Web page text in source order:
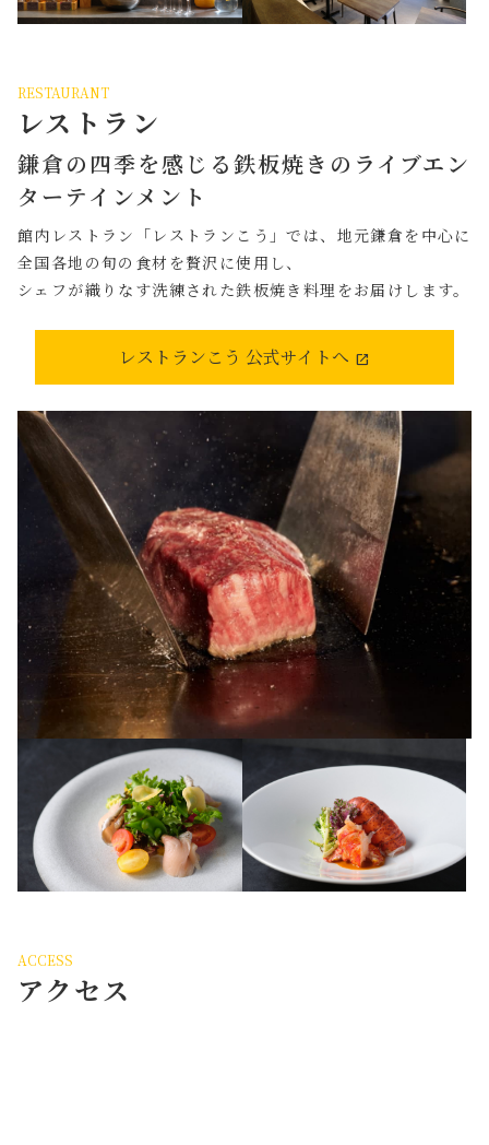
RESTAURANT
レストラン
レストランこう 公式サイトへ open_in_new
鎌倉の四季を感じる鉄板焼きのライブエン
ターテインメント
館内レストラン「レストランこう」では、地元鎌倉を中心に
全国各地の旬の食材を贅沢に使用し、
シェフが織りなす洗練された鉄板焼き料理をお届けします。
ACCESS
アクセス